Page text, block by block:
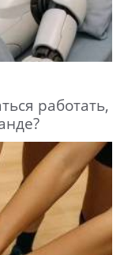
работать,